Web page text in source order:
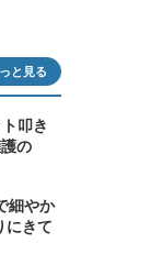
と見る
叩き
の
細やか
にきて